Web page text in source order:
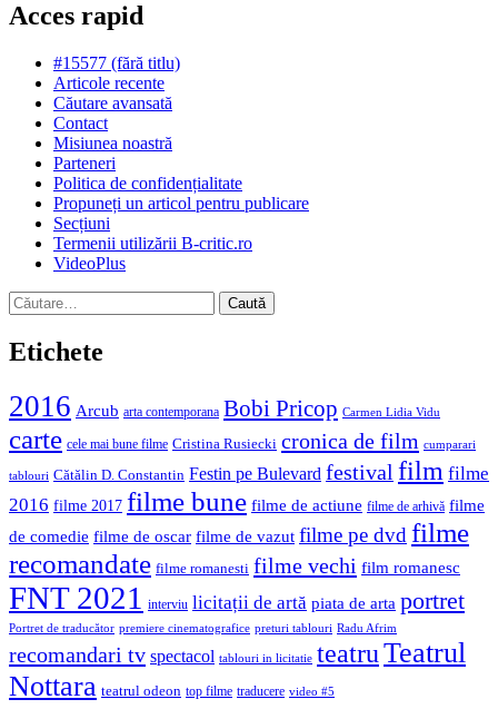
Acces rapid
#15577 (fără titlu)
Articole recente
Căutare avansată
Contact
Misiunea noastră
Parteneri
Politica de confidențialitate
Propuneți un articol pentru publicare
Secțiuni
Termenii utilizării B-critic.ro
VideoPlus
Caută
după:
Etichete
2016 Arcub arta contemporana Bobi Pricop Carmen Lidia Vidu
carte cele mai bune filme Cristina Rusiecki cronica de film cumparari
tablouri Cătălin D. Constantin Festin pe Bulevard festival film filme
2016 filme 2017 filme bune filme de actiune filme de arhivă filme
de comedie filme de oscar filme de vazut filme pe dvd filme
recomandate filme romanesti filme vechi film romanesc
FNT 2021 interviu licitații de artă piata de arta portret
Portret de traducător premiere cinematografice preturi tablouri Radu Afrim
recomandari tv spectacol tablouri in licitatie teatruTeatrul
Nottara teatrul odeon top filme traducere video #5